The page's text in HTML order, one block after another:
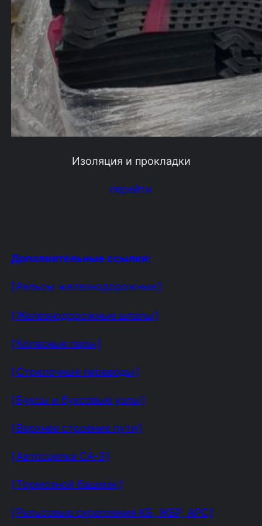
Изоляция и прокладки
перейти
Дополнительные ссылки:
⟦Рельсы железнодорожные⟧
⟦Железнодорожные шпалы⟧
⟦Колесные пары⟧
⟦Стрелочные переводы⟧
⟦Буксы и буксовые узлы⟧
⟦Верхнее строение пути⟧
⟦Автосцепка СА-3⟧
⟦Тормозной башмак⟧
⟦Рельсовые скрепления КБ, ЖБР, АРС⟧